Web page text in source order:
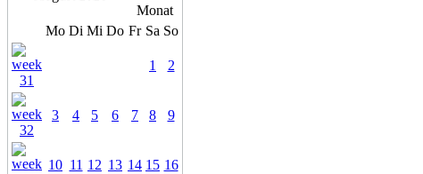
Mo Di Mi Do Fr Sa So
1 2
3 4 5 6 7 8 9
10 11 12 13 14 15 16